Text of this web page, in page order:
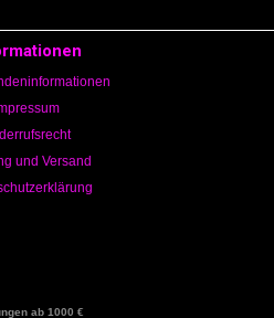
und Versand
ab 1000 €